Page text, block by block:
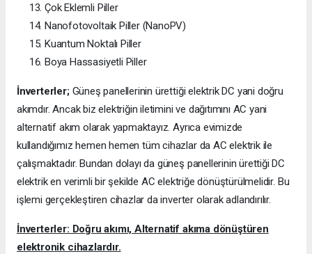
Çok Eklemli Piller
Nanofotovoltaik Piller (NanoPV)
Kuantum Noktalı Piller
Boya Hassasiyetli Piller
İnverterler;Güneş panellerinin ürettiği elektrik DC yani doğru
akımdır. Ancak biz elektriğin iletimini ve dağıtımını AC yani
alternatif akım olarak yapmaktayız. Ayrıca evimizde
kullandığımız hemen hemen tüm cihazlar da AC elektrik ile
çalışmaktadır. Bundan dolayı da güneş panellerinin ürettiği DC
elektrik en verimli bir şekilde AC elektriğe dönüştürülmelidir. Bu
işlemi gerçekleştiren cihazlar da inverter olarak adlandırılır.
İnverterler: Doğru akımı, Alternatif akıma dönüştüren
elektronik cihazlardır.